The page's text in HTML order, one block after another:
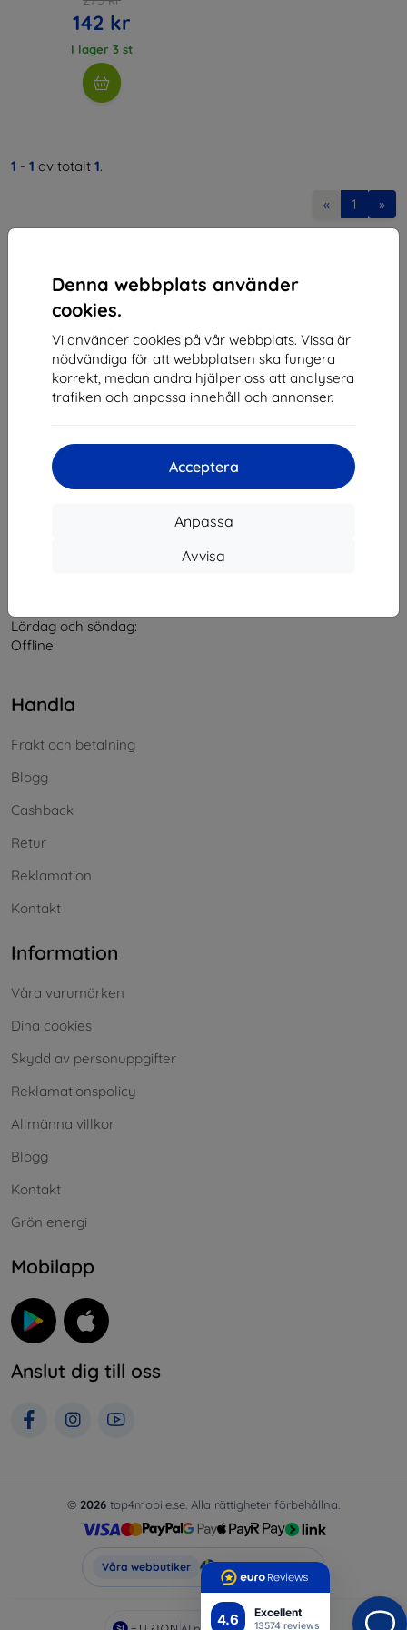
4.6 Excellent
13574 reviews
Denna webbplats använder
cookies.
Vi använder cookies på vår webbplats. Vissa är
nödvändiga för att webbplatsen ska fungera
korrekt, medan andra hjälper oss att analysera
trafiken och anpassa innehåll och annonser.
Acceptera
Anpassa
Avvisa
142 kr
I lager 3 st
1 - 1 av totalt 1.
« 1 »
Shield-SK s.r.o.
Organisationsnummer:46701494
Momsregistreringsnummer:SK2023549671
Kontakt
Lördag och söndag:
Offline
Handla
Frakt och betalning
Blogg
Cashback
Retur
Reklamation
Kontakt
Information
Våra varumärken
Dina cookies
Skydd av personuppgifter
Reklamationspolicy
Allmänna villkor
Blogg
Kontakt
Grön energi
Mobilapp
Anslut dig till oss
© 2026 top4mobile.se. Alla rättigheter förbehållna.
Våra webbutiker Top4Mobile.se